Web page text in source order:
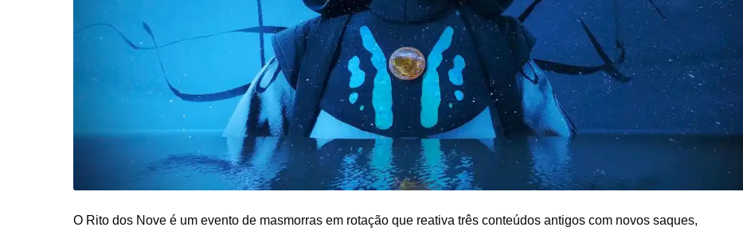
O Rito dos Nove é um evento de masmorras em rotação que reativa três conteúdos antigos com novos saques,